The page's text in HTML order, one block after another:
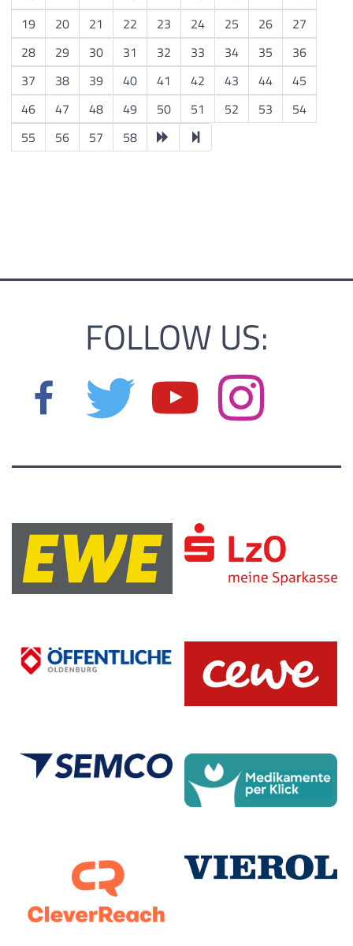
19
20 21 22 23 24 25 26
27
28
29 30 31 32 33 34 35
36
37
38 39 40 41 42 43 44
45
46
47 48 49 50 51 52 53
54
55
56 57 58
FOLLOW US: